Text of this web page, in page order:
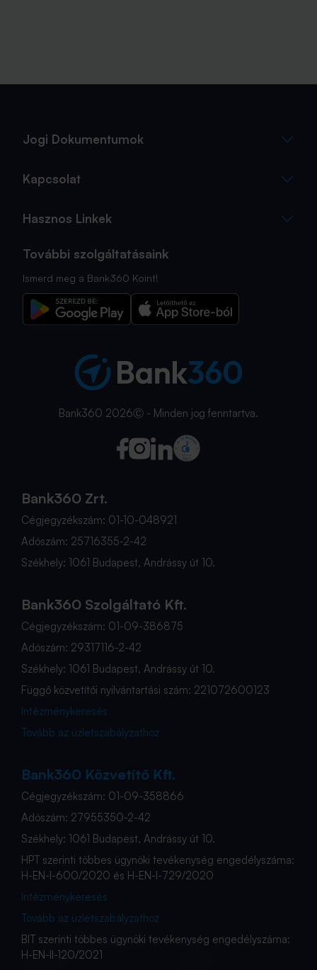
Jogi Dokumentumok
Kapcsolat
Hasznos Linkek
További szolgáltatásaink
Ismerd meg a Bank360 Koint!
Bank360 2026Ⓒ - Minden jog fenntartva.
Bank360 Zrt.
Cégjegyzékszám: 01-10-048921
Adószám: 25716355-2-42
Székhely: 1061 Budapest, Andrássy út 10.
Bank360 Szolgáltató Kft.
Cégjegyzékszám: 01-09-386875
Adószám: 29317116-2-42
Székhely: 1061 Budapest, Andrássy út 10.
Függő közvetítői nyilvántartási szám: 221072600123
Intézménykeresés
Tovább az üzletszabályzathoz
Bank360 Közvetítő Kft.
Cégjegyzékszám: 01-09-358866
Adószám: 27955350-2-42
Székhely: 1061 Budapest, Andrássy út 10.
HPT szerinti többes ügynöki tevékenység engedélyszáma:
H-EN-I-600/2020 és H-EN-I-729/2020
Intézménykeresés
Tovább az üzletszabályzathoz
BIT szerinti többes ügynöki tevékenység engedélyszáma:
H-EN-II-120/2021